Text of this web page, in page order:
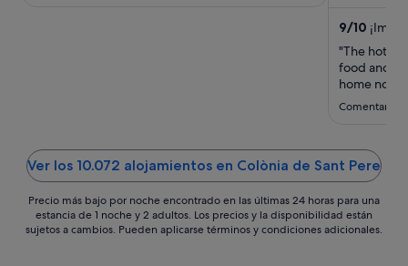
9/10
"The hotel
food and
home not
me is to
Comentario
Ver los 10.072 alojamientos en Colònia de Sant Pere
Precio más bajo por noche encontrado en las últimas 24 horas para una
estancia de 1 noche y 2 adultos. Los precios y la disponibilidad están
sujetos a cambios. Pueden aplicarse términos y condiciones adicionales.